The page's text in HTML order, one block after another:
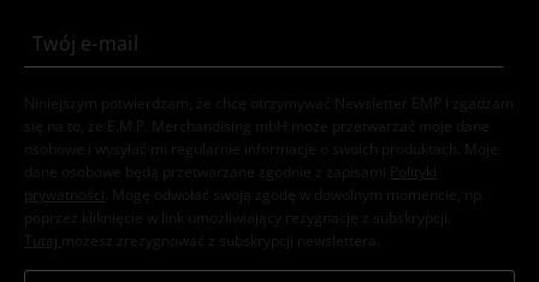
Niniejszym potwierdzam, że chcę otrzymywać Newsletter EMP i zgadzam
się na to, że E.M.P. Merchandising mbH może przetwarzać moje dane
osobowe i wysyłać mi regularnie informacje o swoich produktach. Moje
dane osobowe będą przetwarzane zgodnie z zapisami
Polityki
prywatności . Mogę odwołać swoją zgodę w dowolnym momencie, np.
poprzez kliknięcie w link umożliwiający rezygnację z subskrypcji.
Tutaj możesz zrezygnować z subskrypcji newslettera.